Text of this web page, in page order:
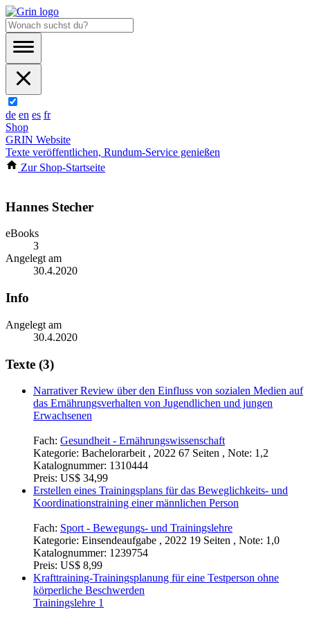
de en es fr
Shop
GRIN Website
Texte veröffentlichen, Rundum-Service genießen
Zur Shop-Startseite
Hannes Stecher
eBooks
3
Angelegt am
30.4.2020
Info
Angelegt am
30.4.2020
Texte (3)
Narrativer Review über den Einfluss von sozialen Medien auf
das Ernährungsverhalten von Jugendlichen und jungen
Erwachsenen
Fach:Gesundheit - Ernährungswissenschaft
Kategorie: Bachelorarbeit , 2022 67 Seiten , Note: 1,2
Katalognummer:1310444
Preis:US$ 34,99
Koordinationstraining einer männlichen Person
Fach: Sport - Bewegungs- und Trainingslehre
Kategorie:Einsendeaufgabe , 2022 19 Seiten , Note: 1,0
Katalognummer:1239754
Preis:US$ 8,99